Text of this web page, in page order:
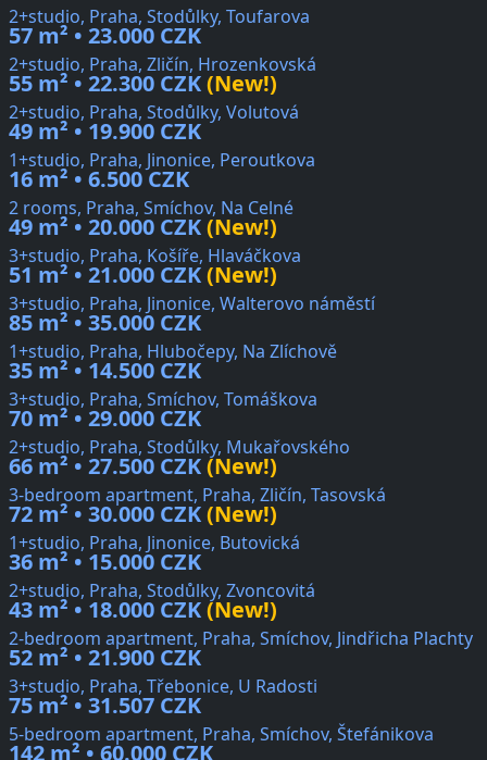
2+studio, Praha, Stodůlky, Toufarova
57 m² • 23.000 CZK
2+studio, Praha, Zličín, Hrozenkovská
55 m² • 22.300 CZK(New!)
2+studio, Praha, Stodůlky, Volutová
49 m² • 19.900 CZK
1+studio, Praha, Jinonice, Peroutkova
16 m² • 6.500 CZK
2 rooms, Praha, Smíchov, Na Celné
49 m² • 20.000 CZK(New!)
3+studio, Praha, Košíře, Hlaváčkova
51 m² • 21.000 CZK(New!)
3+studio, Praha, Jinonice, Walterovo náměstí
85 m² • 35.000 CZK
1+studio, Praha, Hlubočepy, Na Zlíchově
35 m² • 14.500 CZK
3+studio, Praha, Smíchov, Tomáškova
70 m² • 29.000 CZK
2+studio, Praha, Stodůlky, Mukařovského
66 m² • 27.500 CZK(New!)
3-bedroom apartment, Praha, Zličín, Tasovská
72 m² • 30.000 CZK(New!)
1+studio, Praha, Jinonice, Butovická
36 m² • 15.000 CZK
2+studio, Praha, Stodůlky, Zvoncovitá
43 m² • 18.000 CZK(New!)
2-bedroom apartment, Praha, Smíchov, Jindřicha Plachty
52 m² • 21.900 CZK
3+studio, Praha, Třebonice, U Radosti
75 m² • 31.507 CZK
5-bedroom apartment, Praha, Smíchov, Štefánikova
142 m² • 60.000 CZK